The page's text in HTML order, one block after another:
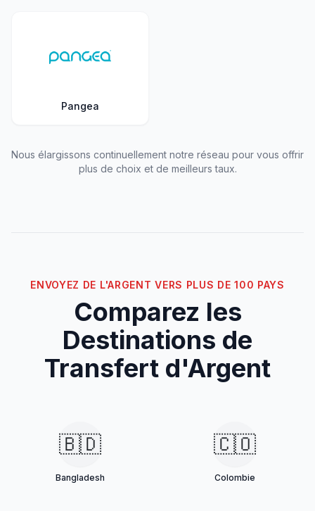
Pangea
Nous élargissons continuellement notre réseau pour vous offrir
plus de choix et de meilleurs taux.
ENVOYEZ DE L'ARGENT VERS PLUS DE 100 PAYS
Comparez les
Destinations de
Transfert d'Argent
🇧🇩
Bangladesh
🇨🇴
Colombie